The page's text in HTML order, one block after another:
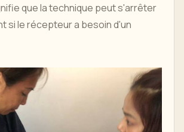
que la technique peut s'arrêter
si le récepteur a besoin d'un